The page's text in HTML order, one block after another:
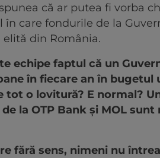
că ar putea fi vorba
care fondurile de la
din România.
echipe faptul că un
în fiecare an în bugetul
tot o lovitură? E normal?
la OTP Bank și MOL sunt
fără sens, nimeni nu